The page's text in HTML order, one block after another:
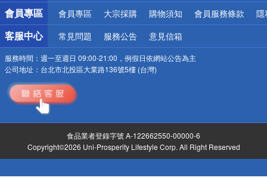
會員專區 會員專區 大宗採購 購物須知 會員服務條款 隱
客服中心 常見問題 服務公告 意見信箱
服務時間： 週一至週日 09:00-21:00，例假日依網站公告為主
公司地址： 台北市北投區大業路136號5樓 (台灣)
食品業者登錄字號 A-122662550-00000-6
Copyright©2026 Uni-Prosperity Lifestyle Corp. All Right Reserved